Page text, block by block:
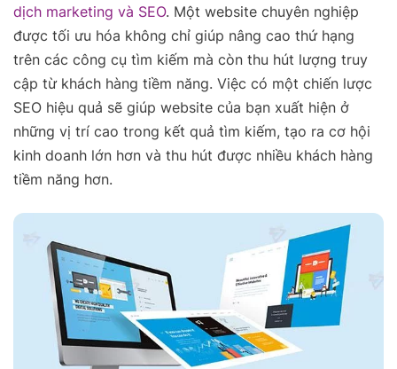
dịch marketing và SEO. Một website chuyên nghiệp
được tối ưu hóa không chỉ giúp nâng cao thứ hạng
trên các công cụ tìm kiếm mà còn thu hút lượng truy
cập từ khách hàng tiềm năng. Việc có một chiến lược
SEO hiệu quả sẽ giúp website của bạn xuất hiện ở
những vị trí cao trong kết quả tìm kiếm, tạo ra cơ hội
kinh doanh lớn hơn và thu hút được nhiều khách hàng
tiềm năng hơn.